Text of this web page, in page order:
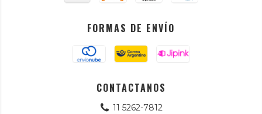
FORMAS DE ENVÍO
CONTACTANOS
11 5262-7812